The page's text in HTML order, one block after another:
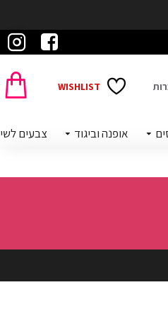
WISHLIST
אופנה וביגוד צבעים